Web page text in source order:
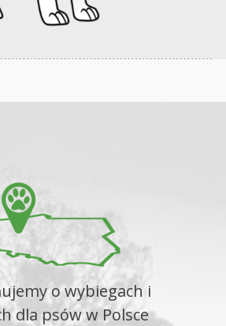
o wybiegach i
dla psów w Polsce